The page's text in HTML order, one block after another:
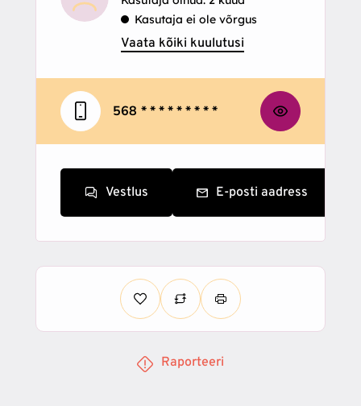
Kasutaja ei ole võrgus
Vaata kõiki kuulutusi
568 * * * * * * * * *
Vestlus E-posti aadress
Raporteeri